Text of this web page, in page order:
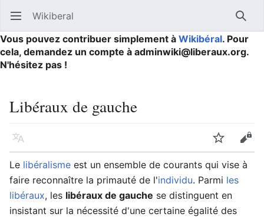
Ouvrir le menu principal Wikiberal
Vous pouvez contribuer simplement à Wikibéral. Pour
cela, demandez un compte à adminwiki@liberaux.org.
N'hésitez pas !
Libéraux de gauche
Langue Suivre
Le libéralisme est un ensemble de courants qui vise à
faire reconnaître la primauté de l'individu. Parmi les
libéraux, les libéraux de gauche se distinguent en
insistant sur la nécessité d'une certaine égalité des